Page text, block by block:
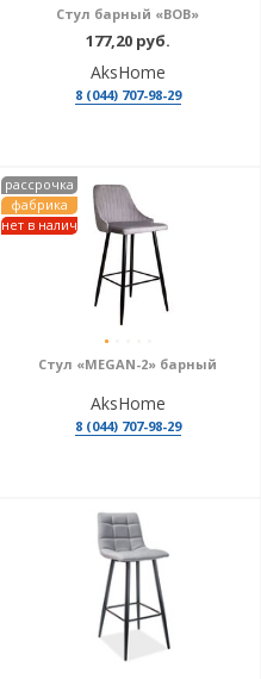
Стул барный «BOB»
177,20 руб.
AksHome
8 (044) 707-98-29
рассрочка
фабрика
нет в налич
Стул «MEGAN-2» барный
AksHome
8 (044) 707-98-29